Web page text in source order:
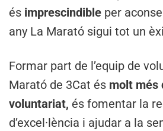
és imprescindible per
any La Marató sigui tot un
Formar part de l’equip de
Marató de 3Cat és molt més
voluntariat, és fomentar la
d’excel·lència i ajudar a la